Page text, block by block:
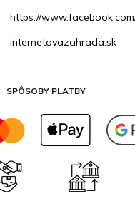
https://
internetovazahrada.sk
SPÔSOBY PLATBY